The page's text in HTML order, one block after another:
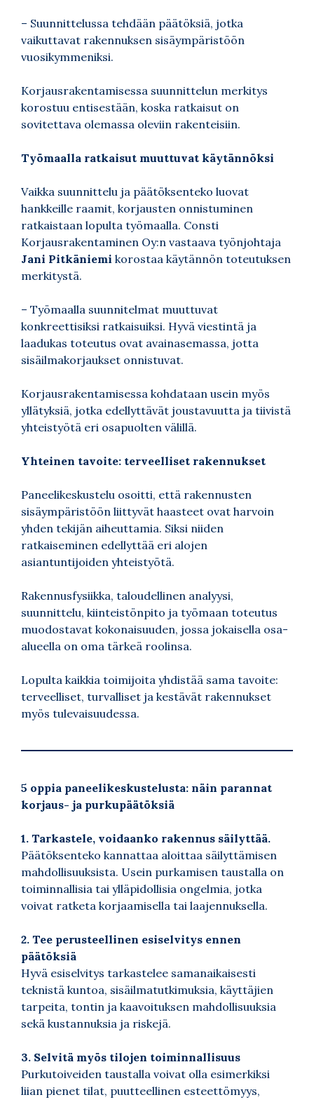
– Suunnittelussa tehdään päätöksiä, jotka
vaikuttavat rakennuksen sisäympäristöön
vuosikymmeniksi.
Korjausrakentamisessa suunnittelun merkitys
korostuu entisestään, koska ratkaisut on
sovitettava olemassa oleviin rakenteisiin.
Työmaalla ratkaisut muuttuvat käytännöksi
Vaikka suunnittelu ja päätöksenteko luovat
hankkeille raamit, korjausten onnistuminen
ratkaistaan lopulta työmaalla. Consti
Korjausrakentaminen Oy:n vastaava työnjohtaja
Jani Pitkäniemi korostaa käytännön toteutuksen
merkitystä.
– Työmaalla suunnitelmat muuttuvat
konkreettisiksi ratkaisuiksi. Hyvä viestintä ja
laadukas toteutus ovat avainasemassa, jotta
sisäilmakorjaukset onnistuvat.
Korjausrakentamisessa kohdataan usein myös
yllätyksiä, jotka edellyttävät joustavuutta ja tiivistä
yhteistyötä eri osapuolten välillä.
Yhteinen tavoite: terveelliset rakennukset
Paneelikeskustelu osoitti, että rakennusten
sisäympäristöön liittyvät haasteet ovat harvoin
yhden tekijän aiheuttamia. Siksi niiden
ratkaiseminen edellyttää eri alojen
asiantuntijoiden yhteistyötä.
Rakennusfysiikka, taloudellinen analyysi,
suunnittelu, kiinteistönpito ja työmaan toteutus
muodostavat kokonaisuuden, jossa jokaisella osa-
alueella on oma tärkeä roolinsa.
Lopulta kaikkia toimijoita yhdistää sama tavoite:
terveelliset, turvalliset ja kestävät rakennukset
myös tulevaisuudessa.
5 oppia paneelikeskustelusta: näin parannat
korjaus- ja purkupäätöksiä
1. Tarkastele, voidaanko rakennus säilyttää.
Päätöksenteko kannattaa aloittaa säilyttämisen
mahdollisuuksista. Usein purkamisen taustalla on
toiminnallisia tai ylläpidollisia ongelmia, jotka
voivat ratketa korjaamisella tai laajennuksella.
2. Tee perusteellinen esiselvitys ennen
päätöksiä
Hyvä esiselvitys tarkastelee samanaikaisesti
teknistä kuntoa, sisäilmatutkimuksia, käyttäjien
tarpeita, tontin ja kaavoituksen mahdollisuuksia
sekä kustannuksia ja riskejä.
3. Selvitä myös tilojen toiminnallisuus
Purkutoiveiden taustalla voivat olla esimerkiksi
liian pienet tilat, puutteellinen esteettömyys,